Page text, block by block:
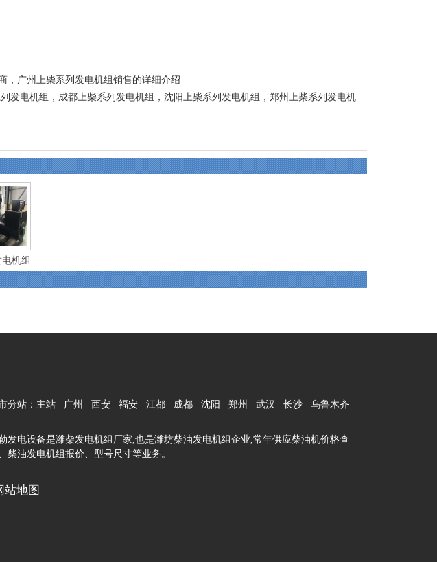
，广州上柴系列发电机组销售的详细介绍
发电机组 ， 成都上柴系列发电机组 ， 沈阳上柴系列发电机组 ， 郑州上柴系列发电机
机组
分站： 主站 广州 西安 福安 江都 成都 沈阳 郑州 武汉 长沙 乌鲁木齐
发电设备是潍柴发电机组厂家,也是潍坊柴油发电机组企业,常年供应柴油机价格查
柴油发电机组报价、型号尺寸等业务。
站地图